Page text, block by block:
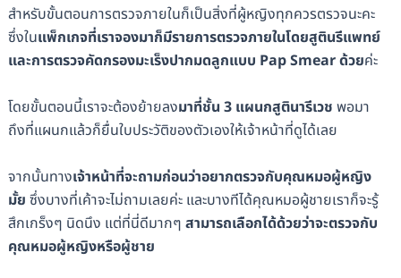
สำหรับขั้นตอนการตรวจภายในก็เป็นสิ่งที่ผู้หญิงทุกควรตรวจนะคะ
ซึ่งในแพ็กเกจที่เราจองมาก็มีรายการตรวจภายในโดยสูตินรีแพทย์
และการตรวจคัดกรองมะเร็งปากมดลูกแบบ Pap Smear ด้วยค่ะ
โดยขั้นตอนนี้เราจะต้องย้ายลงมาที่ชั้น 3 แผนกสูตินารีเวช พอมา
ถึงที่แผนกแล้วก็ยื่นใบประวัติของตัวเองให้เจ้าหน้าที่ดูได้เลย
จากนั้นทางเจ้าหน้าที่จะถามก่อนว่าอยากตรวจกับคุณหมอผู้หญิง
มั้ย ซึ่งบางที่เค้าจะไม่ถามเลยค่ะ และบางทีได้คุณหมอผู้ชายเราก็จะรู้
สึกเกร็งๆ นิดนึง แต่ที่นี่ดีมากๆ สามารถเลือกได้ด้วยว่าจะตรวจกับ
คุณหมอผู้หญิงหรือผู้ชาย